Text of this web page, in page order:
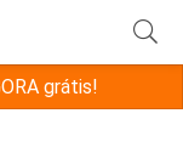
grátis!